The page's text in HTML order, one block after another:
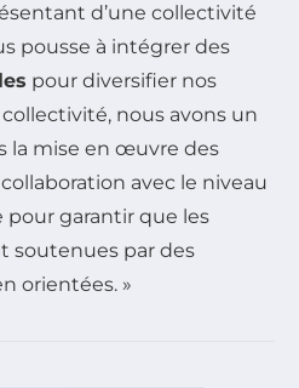
d’une collectivité
pousse à intégrer des
pour diversifier nos
nous avons un
la mise en œuvre des
avec le niveau
pour garantir que les
soutenues par des
orientées. »